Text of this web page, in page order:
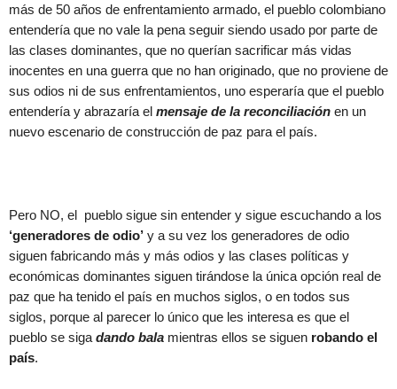
más de 50 años de enfrentamiento armado, el pueblo colombiano
entendería que no vale la pena seguir siendo usado por parte de
las clases dominantes, que no querían sacrificar más vidas
inocentes en una guerra que no han originado, que no proviene de
sus odios ni de sus enfrentamientos, uno esperaría que el pueblo
entendería y abrazaría el mensaje de la reconciliación en un
nuevo escenario de construcción de paz para el país.
Pero NO, el pueblo sigue sin entender y sigue escuchando a los
‘generadores de odio’ y a su vez los generadores de odio
siguen fabricando más y más odios y las clases políticas y
económicas dominantes siguen tirándose la única opción real de
paz que ha tenido el país en muchos siglos, o en todos sus
siglos, porque al parecer lo único que les interesa es que el
pueblo se siga dando bala mientras ellos se siguen robando el
país.